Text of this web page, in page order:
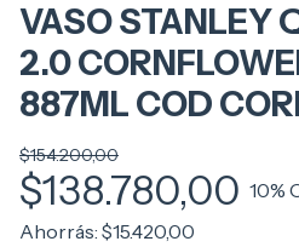
VASO STANLEY
2.0
887ML COD
$154.200,00
$138.780,00 10%
Ahorrás: $15.420,00